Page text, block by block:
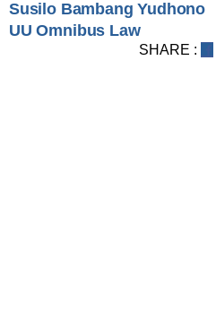
Susilo Bambang Yudhono
UU Omnibus Law
SHARE :